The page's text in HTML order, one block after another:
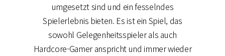
umgesetzt sind und ein fesselndes
Spielerlebnis bieten. Es ist ein Spiel, das
sowohl Gelegenheitsspieler als auch
Hardcore-Gamer anspricht und immer wieder